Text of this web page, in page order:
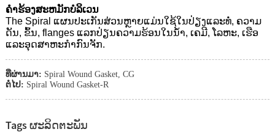
ຄໍາຮ້ອງສະຫມັກບໍລິເວນ
The Spiral ແຜນປະເກັນສ່ວນຫຼາຍແມ່ນໃຊ້ໃນປ່ຽງແລະທໍ່, ຄວາມ
ດັນ, ຂົ້ນ, flanges ແລກປ່ຽນຄວາມຮ້ອນໃນນ້ໍາ, ເຄມີ, ໂລຫະ, ເຮືອ
ແລະອຸດສາຫະກໍາກົນຈັກ.
ທີ່ຜ່ານມາ: Spiral Wound Gasket, CG
ຕໍ່ໄປ: Spiral Wound Gasket-R
Tags ຜະລິດຕະພັນ